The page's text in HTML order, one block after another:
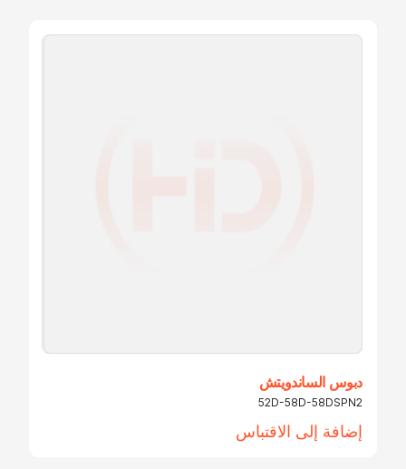
دبوس الساندويتش
52D-58D-58DSPN2
إضافة إلى الاقتباس